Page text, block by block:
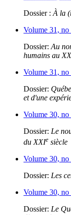
Dossier : À la
Volume 31,
Dossier: Au
humains au
Volume 31, no
Dossier:
et d'une
Volume 30,
Dossier: Le
du XXIe siècle
Volume 30, no
Dossier: Les
Volume 30,
Dossier: Le